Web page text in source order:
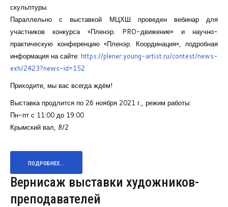
скульптуры.
Параллельно с выставкой МЦХШ проведен вебинар для
участников конкурса «Пленэр. PRO-движение» и научно-
практическую конференцию «Пленэр. Координация», подробная
информация на сайте: https://plener.young-artist.ru/contest/news-
exh/2423?news-id=152
Приходите, мы вас всегда ждём!
Выставка продлится по 26 ноября 2021 г., режим работы:
Пн-пт с 11:00 до 19:00
Крымский вал, 8/2
ПОДРОБНЕЕ...
Вернисаж выставки художников-
преподавателей